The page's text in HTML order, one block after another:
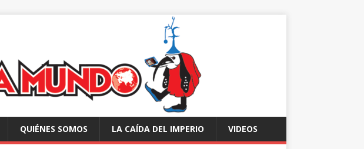
QUIÉNES SOMOS LA CAÍDA DEL IMPERIO VIDEOS